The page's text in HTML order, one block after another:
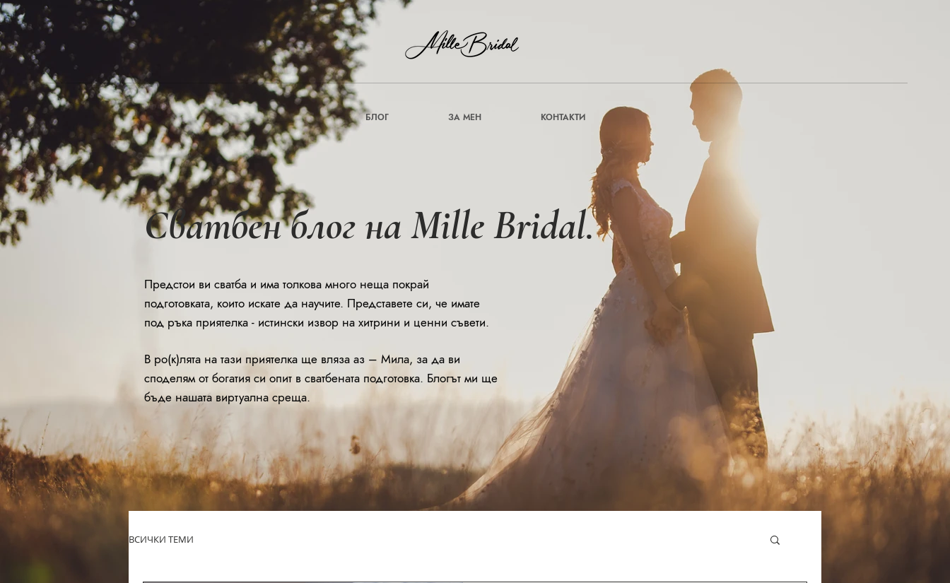
БЛОГ ЗА МЕН КОНТАКТИ
Сватбен блог на Mille Bridal.
Предстои ви сватба и има толкова много неща покрай
подготовката, които искате да научите. Представете си, че имате
под ръка приятелка - истински извор на хитрини и ценни съвети.
В ро(к)лята на тази приятелка ще вляза аз – Мила, за да ви
споделям от богатия си опит в сватбената подготовка. Блогът ми ще
бъде нашата виртуална среща.
ВСИЧКИ ТЕМИ